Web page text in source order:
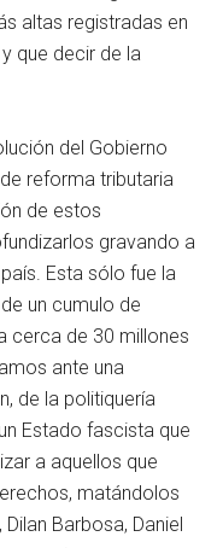
altas registradas en
que decir de la
del Gobierno
reforma tributaria
de estos
gravando a
Esta sólo fue la
un cumulo de
cerca de 30 millones
ante una
de la politiquería
Estado fascista que
a aquellos que
matándolos
Barbosa, Daniel